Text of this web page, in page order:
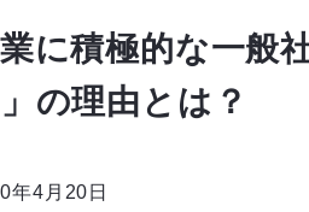
に積極的な一般
の理由とは？
年4月20日